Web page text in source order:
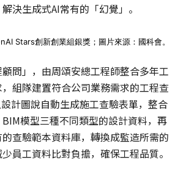
決生成式AI常有的「幻覺」。
Stars創新創業組銀獎；圖片來源：國科會。
問」，由周頌安總工程師整合多年工
組隊建置符合公司業務需求的工程查
計圖說自動生成施工查驗表單，整合
模型三種不同類型的設計資料，再
查驗範本資料庫，轉換成監造所需的
員工資料比對負擔，確保工程品質。